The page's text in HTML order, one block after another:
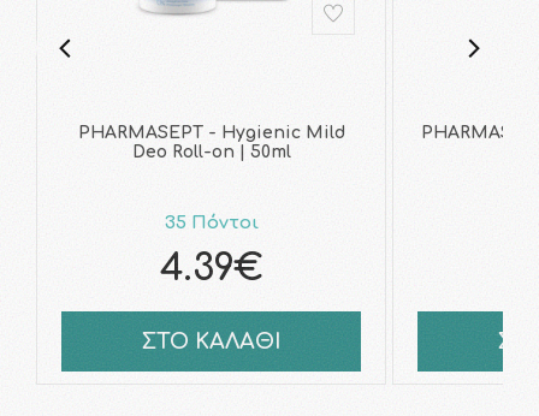
PHARMASEPT - Hygienic Mild
Deo Roll-on | 50ml
35 Πόντοι
4.39€
ΣΤΟ ΚΑΛΑΘΙ